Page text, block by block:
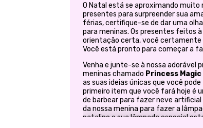
O Natal está se aproximando muito
presentes para surpreender sua
férias, certifique-se de dar uma
para meninas. Os presentes feitos
orientação certa, você certamente
Você está pronto para começar a
Venha e junte-se à nossa adorável
meninas chamado Princess
as suas ideias únicas que você
primeiro item que você fará hoje é
de barbear para fazer neve artificial
da nossa menina para fazer a
natalino e sua lâmpada especial